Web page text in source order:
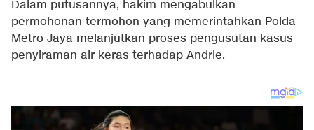
Dalam putusannya, hakim mengabulkan
permohonan termohon yang memerintahkan Polda
Metro Jaya melanjutkan proses pengusutan kasus
penyiraman air keras terhadap Andrie.